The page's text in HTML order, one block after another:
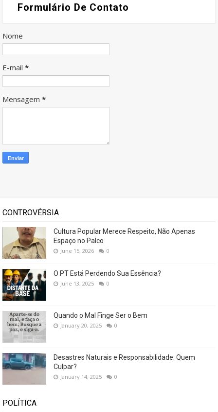
Formulário De Contato
Nome
E-mail *
Mensagem *
CONTROVÉRSIA
Cultura Popular Merece Respeito, Não Apenas
Espaço no Palco
June 15, 2026 0
O PT Está Perdendo Sua Essência?
June 13, 2025 0
Quando o Mal Finge Ser o Bem
January 20, 2025 0
Desastres Naturais e Responsabilidade: Quem
Culpar?
January 14, 2025 0
POLÍTICA